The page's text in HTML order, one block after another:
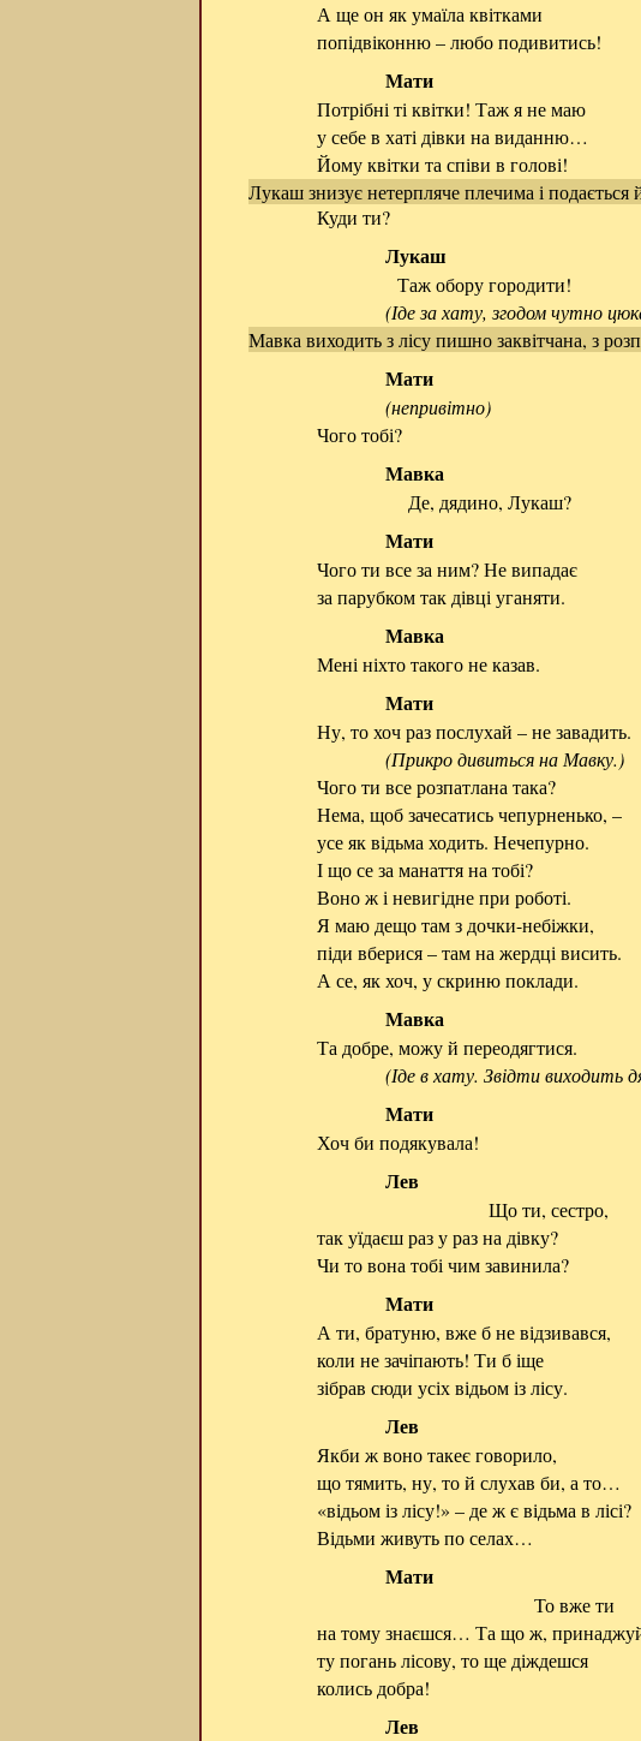
А ще он як умаїла квітками
попідвіконню – любо подивитись!
Мати
Потрібні ті квітки! Таж я не маю
у себе в хаті дівки на виданню…
Йому квітки та співи в голові!
Лукаш знизує нетерпляче плечима і подається
Куди ти?
Лукаш
Таж обору городити!
(Іде за хату, згодом чутно
Мавка виходить з лісу пишно заквітчана, з
Мати
(непривітно)
Чого тобі?
Мавка
Де, дядино, Лукаш?
Мати
Чого ти все за ним? Не випадає
за парубком так дівці уганяти.
Мавка
Мені ніхто такого не казав.
Мати
Ну, то хоч раз послухай – не завадить.
(Прикро дивиться на Мавку.)
Чого ти все розпатлана така?
Нема, щоб зачесатись чепурненько, –
усе як відьма ходить. Нечепурно.
І що се за манаття на тобі?
Воно ж і невигідне при роботі.
Я маю дещо там з дочки-небіжки,
піди вберися – там на жердці висить.
А се, як хоч, у скриню поклади.
Мавка
Та добре, можу й переодягтися.
(Іде в хату. Звідти виходить
Мати
Хоч би подякувала!
Лев
Що ти, сестро,
так уїдаєш раз у раз на дівку?
Чи то вона тобі чим завинила?
Мати
А ти, братуню, вже б не відзивався,
коли не зачіпають! Ти б іще
зібрав сюди усіх відьом із лісу.
Лев
Якби ж воно такеє говорило,
що тямить, ну, то й слухав би, а то…
«відьом із лісу!» – де ж є відьма в лісі?
Відьми живуть по селах…
Мати
То вже ти
на тому знаєшся… Та що ж,
ту погань лісову, то ще діждешся
колись добра!
Лев